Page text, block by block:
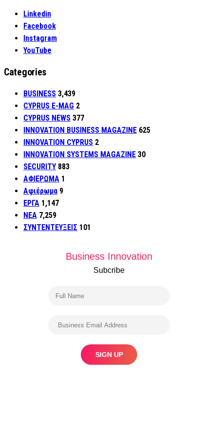
Linkedin
Facebook
Instagram
YouTube
Categories
BUSINESS 3,439
CYPRUS E-MAG 2
CYPRUS NEWS 377
INNOVATION BUSINESS MAGAZINE 625
INNOVATION CYPRUS 2
INNOVATION SYSTEMS MAGAZINE 30
SECURITY 883
ΑΦΙΕΡΩΜΑ 1
Αφιέρωμα 9
ΕΡΓΑ 1,147
ΝΕΑ 7,259
ΣΥΝΤΕΝΤΕΥΞΕΙΣ 101
Business Innovation
Subcribe